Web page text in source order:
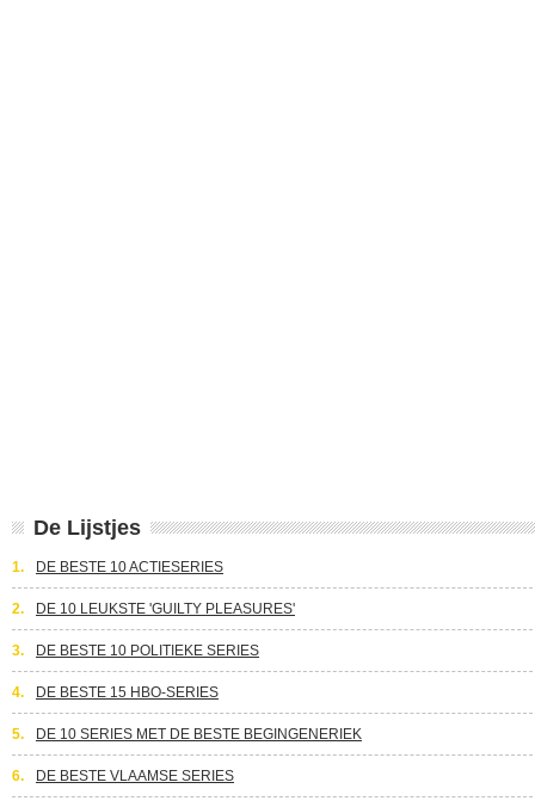
De Lijstjes
1. DE BESTE 10 ACTIESERIES
2. DE 10 LEUKSTE 'GUILTY PLEASURES'
3. DE BESTE 10 POLITIEKE SERIES
4. DE BESTE 15 HBO-SERIES
5. DE 10 SERIES MET DE BESTE BEGINGENERIEK
6. DE BESTE VLAAMSE SERIES